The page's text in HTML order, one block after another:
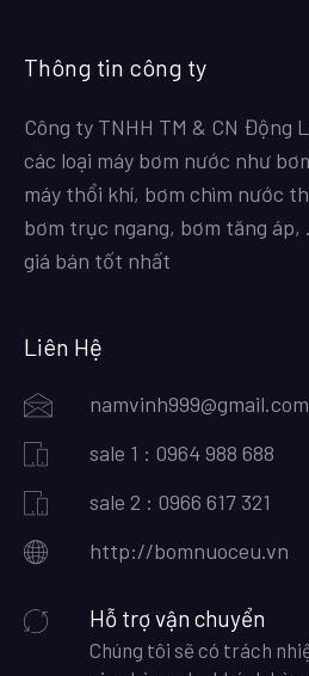
Thông tin công ty
Công ty TNHH TM & CN Động
các loại máy bơm nước như
máy thổi khí, bơm chìm nước
bơm trục ngang, bơm tăng
giá bán tốt nhất
Liên Hệ
namvinh999@gmail.com
sale 1 : 0964 988 688
sale 2 : 0966 617 321
http://bomnuoceu.vn
Hỗ trợ vận chuyển
Chúng tôi sẽ có trách